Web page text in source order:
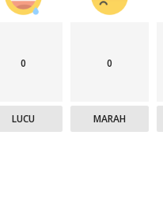
0
LUCU
0
MARAH